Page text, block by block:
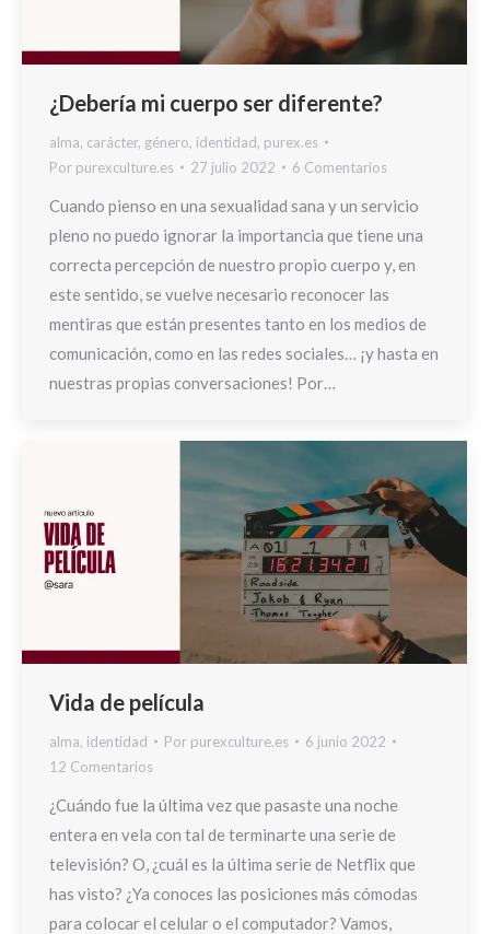
¿Debería mi cuerpo ser diferente?
alma, carácter, género, identidad, purex.es
Por purexculture.es 27 julio 2022 6 Comentarios
Cuando pienso en una sexualidad sana y un servicio
pleno no puedo ignorar la importancia que tiene una
correcta percepción de nuestro propio cuerpo y, en
este sentido, se vuelve necesario reconocer las
mentiras que están presentes tanto en los medios de
comunicación, como en las redes sociales… ¡y hasta en
nuestras propias conversaciones! Por…
Vida de película
alma, identidad Por purexculture.es
6 junio 2022
12 Comentarios
¿Cuándo fue la última vez que pasaste una noche
entera en vela con tal de terminarte una serie de
televisión? O, ¿cuál es la última serie de Netflix que
has visto? ¿Ya conoces las posiciones más cómodas
para colocar el celular o el computador? Vamos,